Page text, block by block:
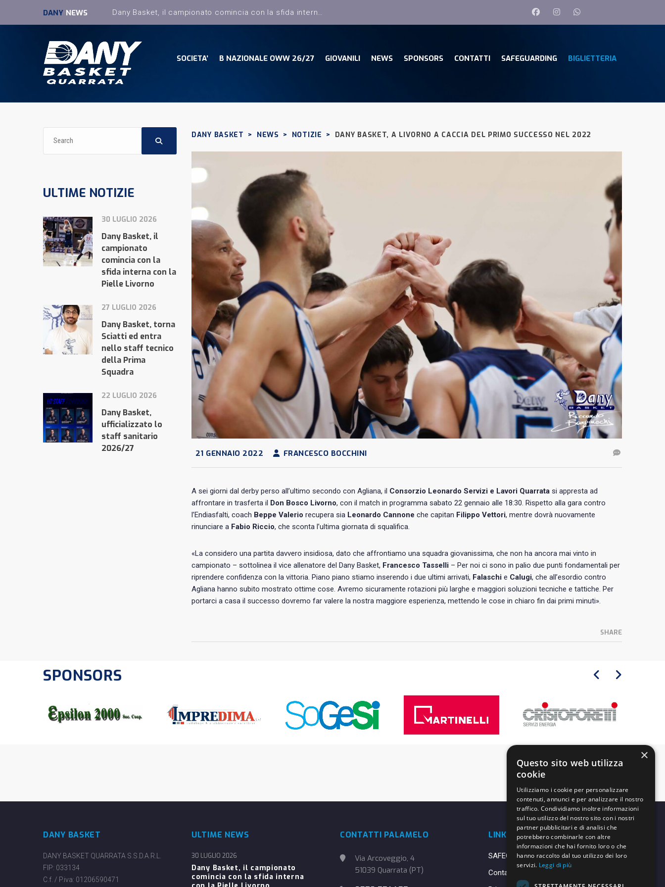
DANY NEWS
SOCIETA’ B NAZIONALE OWW 26/27 GIOVANILI NEWS SPONSORS CONTATTI SAFEGUARDING BIGLIETTERIA
DANY BASKET > NEWS > NOTIZIE > DANY BASKET, A LIVORNO A CACCIA DEL PRIMO SUCCESSO NEL 2022
21 GENNAIO 2022 FRANCESCO BOCCHINI
A sei giorni dal derby perso all’ultimo secondo con Agliana, il Consorzio Leonardo Servizi e Lavori Quarrata si appresta ad
affrontare in trasferta il
Don Bosco Livorno, con il match in programma sabato 22 gennaio alle 18:30. Rispetto alla gara contro
l’Endiasfalti, coach Beppe Valerio recupera sia Leonardo Cannone che capitan Filippo Vettori, mentre dovrà nuovamente
rinunciare a Fabio Riccio, che sconta l’ultima giornata di squalifica.
«La considero una partita davvero insidiosa, dato che affrontiamo una squadra giovanissima, che non ha ancora mai vinto in
campionato – sottolinea il vice allenatore del Dany Basket, Francesco Tasselli – Per noi ci sono in palio due punti fondamentali per
riprendere confidenza con la vittoria. Piano piano stiamo inserendo i due ultimi arrivati, Falaschi e Calugi, che all’esordio contro
Agliana hanno subito mostrato ottime cose. Avremo sicuramente rotazioni più larghe e maggiori soluzioni tecniche e tattiche. Per
portarci a casa il successo dovremo far valere la nostra maggiore esperienza, mettendo le cose in chiaro fin dai primi minuti».
SHARE
ULTIME NOTIZIE
30 LUGLIO 2026
Dany Basket, il
campionato
comincia con la
sfida interna con la
Pielle Livorno
27 LUGLIO 2026
Dany Basket, torna
Sciatti ed entra
nello staff tecnico
della Prima
Squadra
22 LUGLIO 2026
Dany Basket,
ufficializzato lo
staff sanitario
2026/27
SPONSORS
DANY BASKET
DANY BASKET QUARRATA S.S.D.A.R.L.
FIP: 033134
C.f. / P.iva: 01206590471
ULTIME NEWS
Dany Basket, il campionato
comincia con la sfida interna
30 LUGLIO 2026
CONTATTI PALAMELO
Via Arcoveggio, 4
51039 Quarrata (PT)
LINK UTILI
SAFEGUARDING
Contatti
×
Questo sito web utilizza
cookie
Utilizziamo i cookie per personalizzare
contenuti, annunci e per analizzare il nostro
traffico. Condividiamo inoltre informazioni
sul tuo utilizzo del nostro sito con i nostri
partner pubblicitari e di analisi che
potrebbero combinarle con altre
informazioni che hai fornito loro o che
hanno raccolto dal tuo utilizzo dei loro
servizi. Leggi di più